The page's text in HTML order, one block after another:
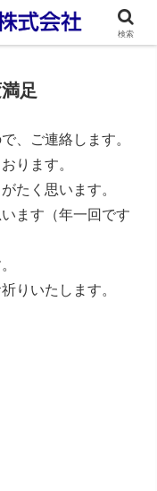
ド印刷
足
、ご連絡します。
ります。
たく思います。
ます（年一回です
りいたします。
検索